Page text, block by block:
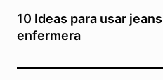
10 Ideas para usar
enfermera